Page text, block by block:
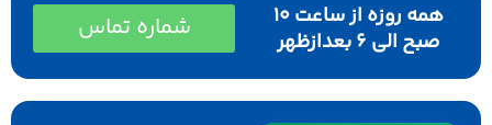
همه روزه از ساعت ۱۰
صبح الی ۶ بعدازظهر
شماره تماس